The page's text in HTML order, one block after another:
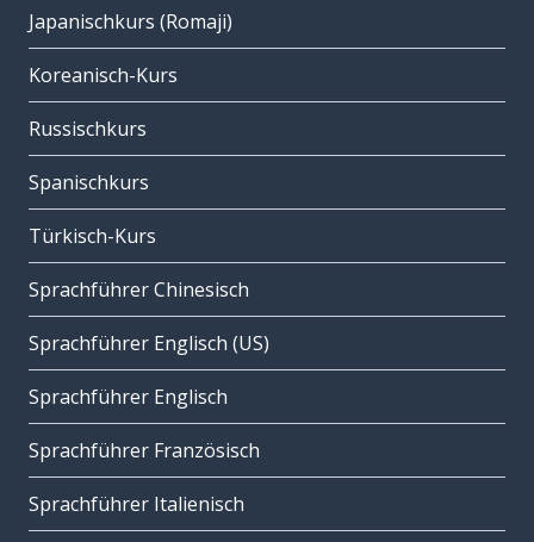
Japanischkurs (Romaji)
Koreanisch-Kurs
Russischkurs
Spanischkurs
Türkisch-Kurs
Sprachführer Chinesisch
Sprachführer Englisch (US)
Sprachführer Englisch
Sprachführer Französisch
Sprachführer Italienisch